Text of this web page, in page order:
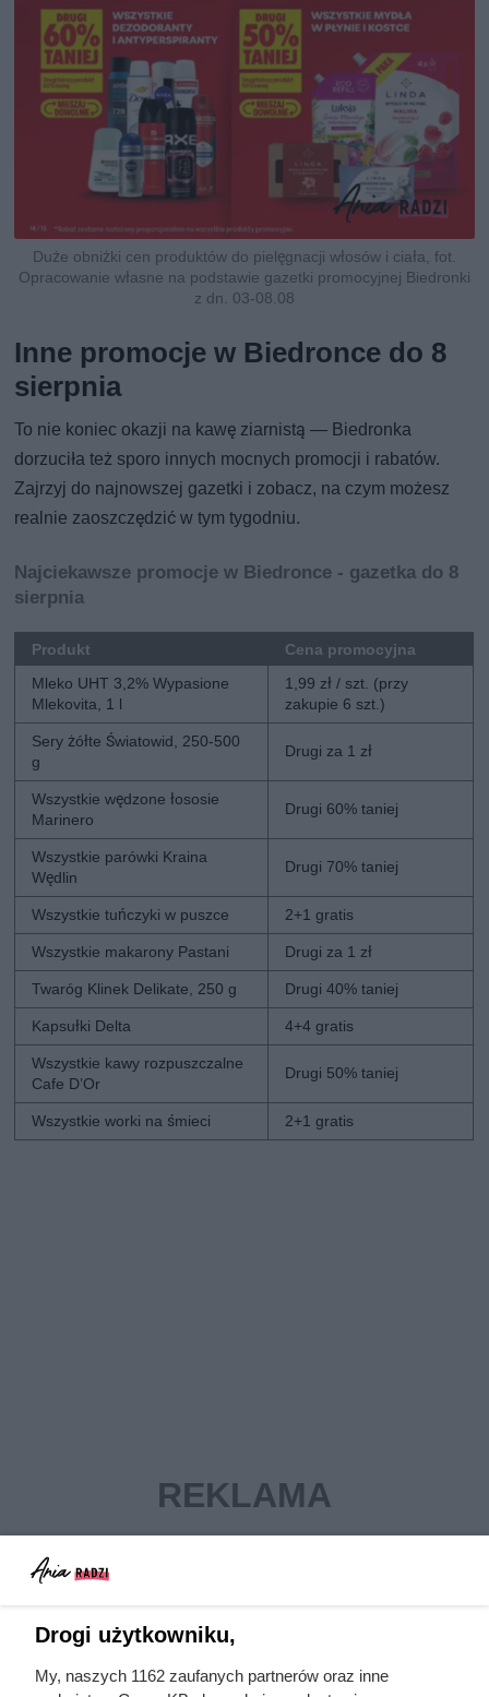
Duże obniżki cen produktów do pielęgnacji włosów i ciała, fot.
Opracowanie własne na podstawie gazetki promocyjnej Biedronki
z dn. 03-08.08
Inne promocje w Biedronce do 8
sierpnia
To nie koniec okazji na kawę ziarnistą — Biedronka
dorzuciła też sporo innych mocnych promocji i rabatów.
Zajrzyj do najnowszej gazetki i zobacz, na czym możesz
realnie zaoszczędzić w tym tygodniu.
Najciekawsze promocje w Biedronce - gazetka do 8
sierpnia
Produkt
Cena promocyjna
Mleko UHT 3,2% Wypasione
Mlekovita, 1 l
1,99 zł / szt. (przy
zakupie 6 szt.)
Sery żółte Światowid, 250-500
g
Drugi za 1 zł
Wszystkie wędzone łososie
Marinero
Drugi 60% taniej
Wszystkie parówki Kraina
Wędlin
Drugi 70% taniej
Wszystkie tuńczyki w puszce 2+1 gratis
Wszystkie makarony Pastani Drugi za 1 zł
Twaróg Klinek Delikate, 250 g Drugi 40% taniej
Kapsułki Delta 4+4 gratis
Wszystkie kawy rozpuszczalne
Cafe D’Or
Drugi 50% taniej
Wszystkie worki na śmieci 2+1 gratis
Drogi użytkowniku,
My, naszych 1162 zaufanych partnerów oraz inne